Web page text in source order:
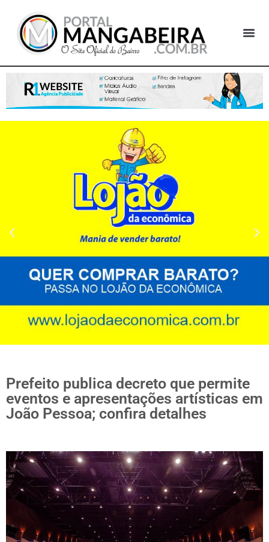
Prefeito publica decreto que permite
eventos e apresentações artísticas em
João Pessoa; confira detalhes